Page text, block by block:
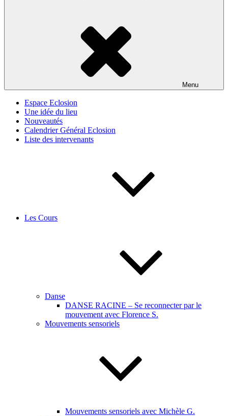
Menu
Espace Eclosion
Une idée du lieu
Nouveautés
Calendrier Général Eclosion
Liste des intervenants
Les Cours
Danse
DANSE RACINE – Se reconnecter par le
mouvement avec Florence S.
Mouvements sensoriels
Mouvements sensoriels avec Michèle G.